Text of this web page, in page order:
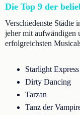
Die Top 9 der
Verschiedenste Städte
jeher mit aufwändigen
erfolgreichsten
Starlight Express
Dirty Dancing
Tarzan
Tanz der